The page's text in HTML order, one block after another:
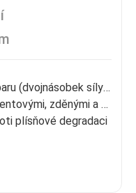
(dvojnásobek síly
zděnými a
plísňové degradaci